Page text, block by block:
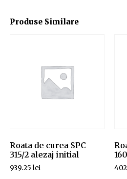
Produse Similare
Roata de curea SPC
315/2 alezaj initial
939.25 lei